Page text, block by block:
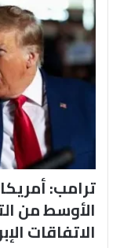
ترامب:
الأوسط من
الاتفاقات